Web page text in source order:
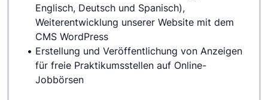
Englisch, Deutsch und Spanisch),
Weiterentwicklung unserer Website mit dem
CMS WordPress
Erstellung und Veröffentlichung von Anzeigen
für freie Praktikumsstellen auf Online-
Jobbörsen